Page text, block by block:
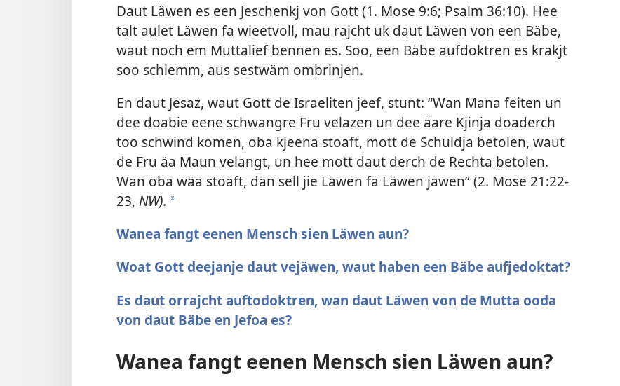
Daut Läwen es een Jeschenkj von Gott (1. Mose 9:6; Psalm 36:10). Hee
talt aulet Läwen fa wieetvoll, mau rajcht uk daut Läwen von een Bäbe,
waut noch em Muttalief bennen es. Soo, een Bäbe aufdoktren es krakjt
soo schlemm, aus sestwäm ombrinjen.
En daut Jesaz, waut Gott de Israeliten jeef, stunt: “Wan Mana feiten un
dee doabie eene schwangre Fru velazen un dee äare Kjinja doaderch
too schwind komen, oba kjeena stoaft, mott de Schuldja betolen, waut
de Fru äa Maun velangt, un hee mott daut derch de Rechta betolen.
Wan oba wäa stoaft, dan sell jie Läwen fa Läwen jäwen” (2. Mose 21:22-
23, NW). a
Wanea fangt eenen Mensch sien Läwen aun?
Woat Gott deejanje daut vejäwen, waut haben een Bäbe aufjedoktat?
Es daut orrajcht auftodoktren, wan daut Läwen von de Mutta ooda
von daut Bäbe en Jefoa es?
Wanea fangt eenen Mensch sien Läwen aun?